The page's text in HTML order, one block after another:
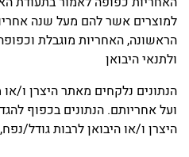
למוצרים אשר להם מעל שנה
הראשונה, האחריות מוגבלת
ולתנאי היבואן
הנתונים נלקחים מאתר היצרן ו/
ועל אחריותם. הנתונים בכפוף
היצרן ו/או היבואן לרבות גודל/